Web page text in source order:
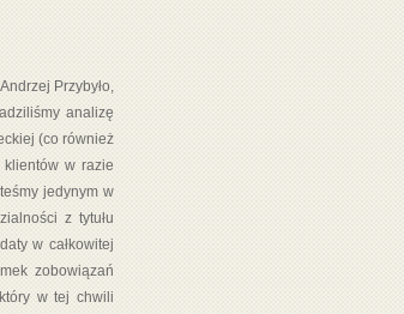
Przybyło,
analizę
(co również
klientów w razie
jedynym w
z tytułu
w całkowitej
zobowiązań
w tej chwili